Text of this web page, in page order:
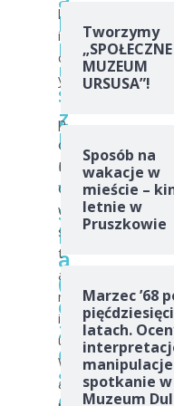
P
r
u
s
z
k
o
w
s
k
a
(
c
z
ę
ś
ć
l
i
c
y
p
o
P
o
w
s
t
a
n
i
u
W
a
Tworzymy
„SPOŁECZNE
MUZEUM
URSUSA”!
Sposób na
wakacje w
mieście –
letnie w
Pruszkowie
Marzec ’68
latach.
spotkanie w
Muzeum